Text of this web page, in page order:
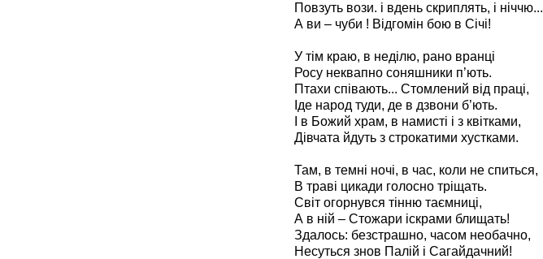
Повзуть вози. і вдень скриплять, і ніччю...
А ви – чуби ! Відгомін бою в Січі!
У тім краю, в неділю, рано вранці
Росу неквапно соняшники п’ють.
Птахи співають... Стомлений від праці,
Іде народ туди, де в дзвони б’ють.
І в Божий храм, в намисті і з квітками,
Дівчата йдуть з строкатими хустками.
Там, в темні ночі, в час, коли не спиться,
В траві цикади голосно тріщать.
Світ огорнувся тінню таємниці,
А в ній – Стожари іскрами блищать!
Здалось: безстрашно, часом необачно,
Несуться знов Палій і Сагайдачний!